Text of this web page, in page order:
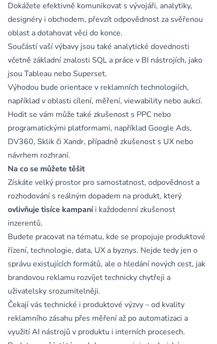
Dokážete efektivně komunikovat s vývojáři, analytiky,
designéry i obchodem, převzít odpovědnost za svěřenou
oblast a dotahovat věci do konce.
Součástí vaší výbavy jsou také analytické dovednosti
včetně základní znalosti SQL a práce v BI nástrojích, jako
jsou Tableau nebo Superset.
Výhodou bude orientace v reklamních technologiích,
například v oblasti cílení, měření, viewability nebo aukcí.
Hodit se vám může také zkušenost s PPC nebo
programatickými platformami, například Google Ads,
DV360, Sklik či Xandr, případně zkušenost s UX nebo
návrhem rozhraní.
Na co se můžete těšit
Získáte velký prostor pro samostatnost, odpovědnost a
rozhodování s reálným dopadem na produkt, který
ovlivňuje tisíce kampaníi každodenní zkušenost
inzerentů.
Budete pracovat na tématu, kde se propojuje produktové
řízení, technologie, data, UX a byznys. Nejde tedy jen o
správu existujících formátů, ale o hledání nových cest, jak
brandovou reklamu rozvíjet technicky chytřeji a
uživatelsky srozumitelněji.
Čekají vás technické i produktové výzvy – od kvality
reklamního zásahu přes měření až po automatizaci a
využití AI nástrojů v produktu i interních procesech.